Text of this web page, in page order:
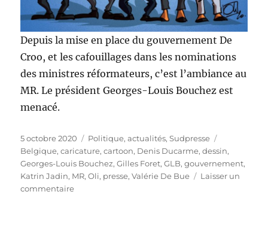
Depuis la mise en place du gouvernement De
Croo, et les cafouillages dans les nominations
des ministres réformateurs, c’est l’ambiance au
MR. Le président Georges-Louis Bouchez est
menacé.
Publié
le
5 octobre 2020 Catégories
Politique, actualités,Sudpresse
Belgique,caricature,cartoon, Denis Ducarme,dessin,
Georges-Louis Bouchez,Gilles Foret,GLB,gouvernement,
Katrin Jadin, MR,Oli, presse,Valérie De Bue
Laisser un
commentairesur